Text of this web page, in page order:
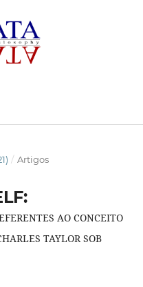
/ Artigos
AO CONCEITO
TAYLOR SOB